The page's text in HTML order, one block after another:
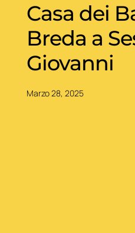
Casa dei
Breda a
Giovanni
Marzo 28, 2025